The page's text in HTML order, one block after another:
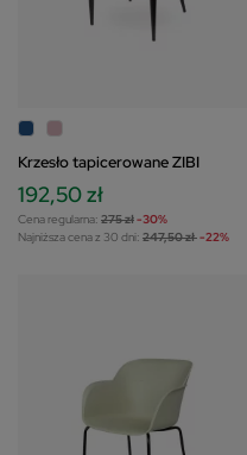
Krzesło tapicerowane ZIBI
192,50 zł
Cena regularna: 275 zł-30%
Najniższa cena z 30 dni: 247,50 zł-22%